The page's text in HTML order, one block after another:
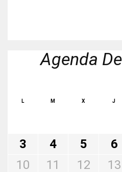
Agenda
L M X J
3
4 5 6
10
11 12 13